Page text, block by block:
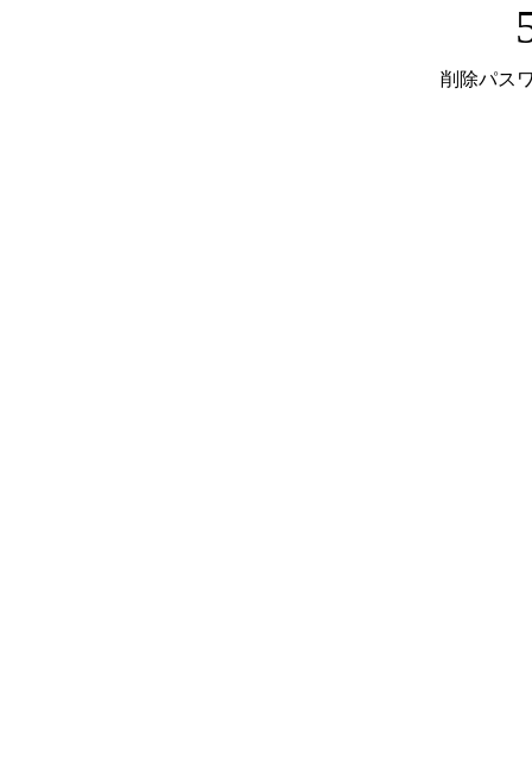
削除パス